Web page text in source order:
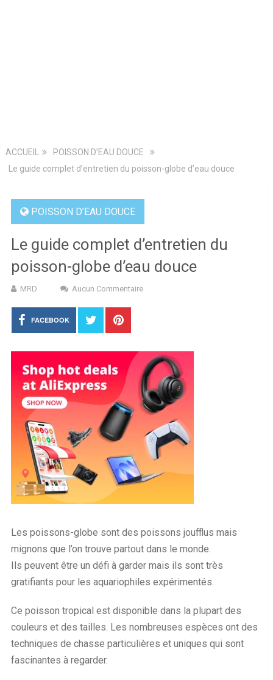
ACCUEIL
POISSON D’EAU DOUCE
Le guide complet d’entretien du poisson-globe d’eau douce
POISSON D’EAU DOUCE
Le guide complet d’entretien du
poisson-globe d’eau douce
MRD Aucun Commentaire
FACEBOOK
Les poissons-globe sont des poissons joufflus mais
mignons que l’on trouve partout dans le monde.
Ils peuvent être un défi à garder mais ils sont très
gratifiants pour les aquariophiles expérimentés.
Ce poisson tropical est disponible dans la plupart des
couleurs et des tailles. Les nombreuses espèces ont des
techniques de chasse particulières et uniques qui sont
fascinantes à regarder.